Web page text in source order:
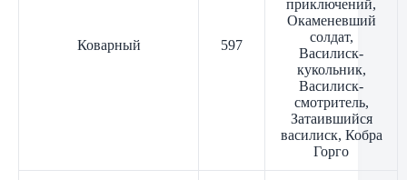
Коварный 597
приключений,
Окаменевший
солдат,
Василиск-
кукольник,
Василиск-
смотритель,
Затаившийся
василиск, Кобра
Горго